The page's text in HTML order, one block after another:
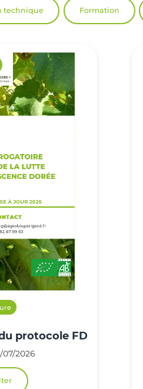
technique Formation
protocole FD
2026